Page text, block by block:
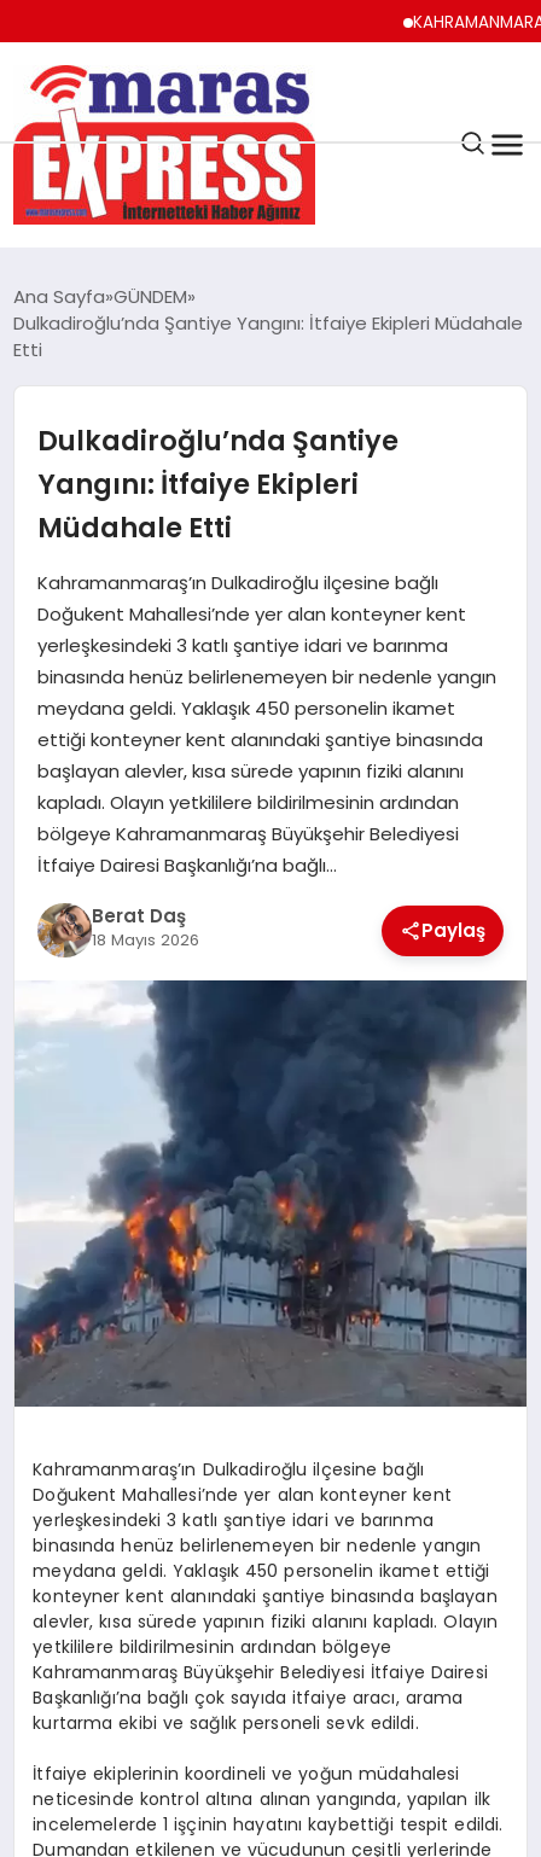
KAHRAMANMARAŞ
K.MARAŞ
ANDIRIN
AFŞİN
ÇAĞLAYANCERİT
BİZE ULAŞIN
GÖKSUN
TÜRKOĞLU
PAZARCIK
KÜNYE
Ana Sayfa GÜNDEM
Dulkadiroğlu’nda Şantiye Yangını: İtfaiye Ekipleri Müdahale
Etti
Dulkadiroğlu’nda Şantiye
Yangını: İtfaiye Ekipleri
Müdahale Etti
Kahramanmaraş’ın Dulkadiroğlu ilçesine bağlı
Doğukent Mahallesi’nde yer alan konteyner kent
yerleşkesindeki 3 katlı şantiye idari ve barınma
binasında henüz belirlenemeyen bir nedenle yangın
meydana geldi. Yaklaşık 450 personelin ikamet
ettiği konteyner kent alanındaki şantiye binasında
başlayan alevler, kısa sürede yapının fiziki alanını
kapladı. Olayın yetkililere bildirilmesinin ardından
bölgeye Kahramanmaraş Büyükşehir Belediyesi
İtfaiye Dairesi Başkanlığı’na bağlı…
Berat Daş
18 Mayıs 2026 Paylaş
Kahramanmaraş’ın Dulkadiroğlu ilçesine bağlı
Doğukent Mahallesi’nde yer alan konteyner kent
yerleşkesindeki 3 katlı şantiye idari ve barınma
binasında henüz belirlenemeyen bir nedenle yangın
meydana geldi. Yaklaşık 450 personelin ikamet ettiği
konteyner kent alanındaki şantiye binasında başlayan
alevler, kısa sürede yapının fiziki alanını kapladı. Olayın
yetkililere bildirilmesinin ardından bölgeye
Kahramanmaraş Büyükşehir Belediyesi İtfaiye Dairesi
Başkanlığı’na bağlı çok sayıda itfaiye aracı, arama
kurtarma ekibi ve sağlık personeli sevk edildi.
İtfaiye ekiplerinin koordineli ve yoğun müdahalesi
neticesinde kontrol altına alınan yangında, yapılan ilk
incelemelerde 1 işçinin hayatını kaybettiği tespit edildi.
Dumandan etkilenen ve vücudunun çeşitli yerlerinde